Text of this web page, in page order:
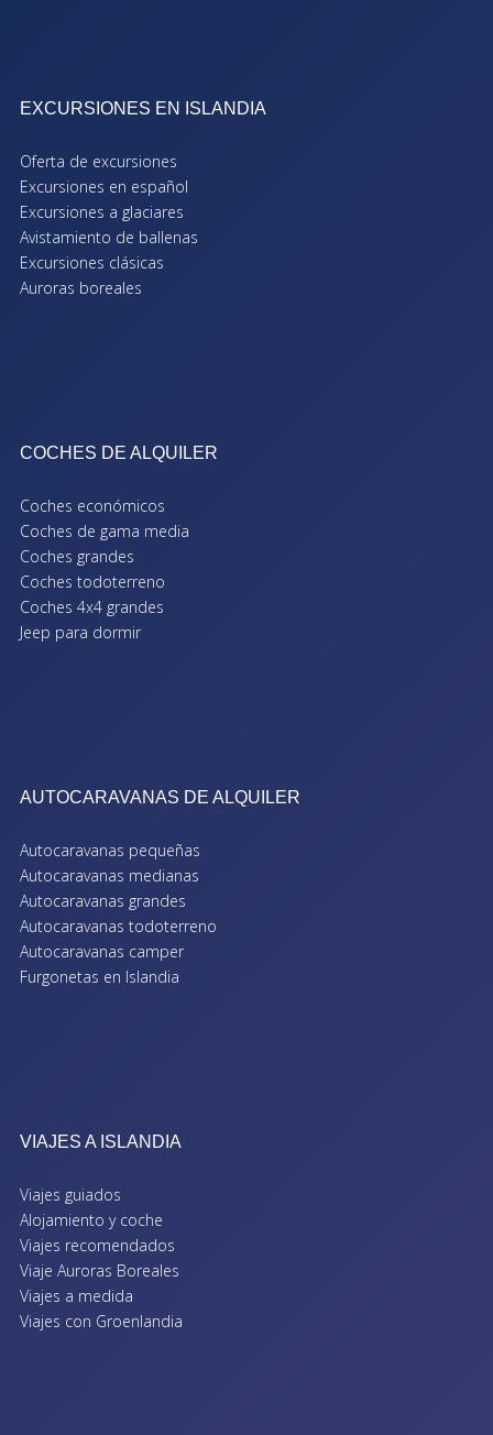
EXCURSIONES EN ISLANDIA
Oferta de excursiones
Excursiones en español
Excursiones a glaciares
Avistamiento de ballenas
Excursiones clásicas
Auroras boreales
COCHES DE ALQUILER
Coches económicos
Coches de gama media
Coches grandes
Coches todoterreno
Coches 4x4 grandes
Jeep para dormir
AUTOCARAVANAS DE ALQUILER
Autocaravanas pequeñas
Autocaravanas medianas
Autocaravanas grandes
Autocaravanas todoterreno
Autocaravanas camper
Furgonetas en Islandia
VIAJES A ISLANDIA
Viajes guiados
Alojamiento y coche
Viajes recomendados
Viaje Auroras Boreales
Viajes a medida
Viajes con Groenlandia